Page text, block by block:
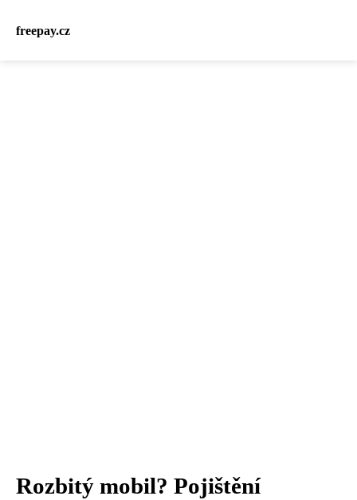
freepay.cz
Rozbitý mobil? Pojištění